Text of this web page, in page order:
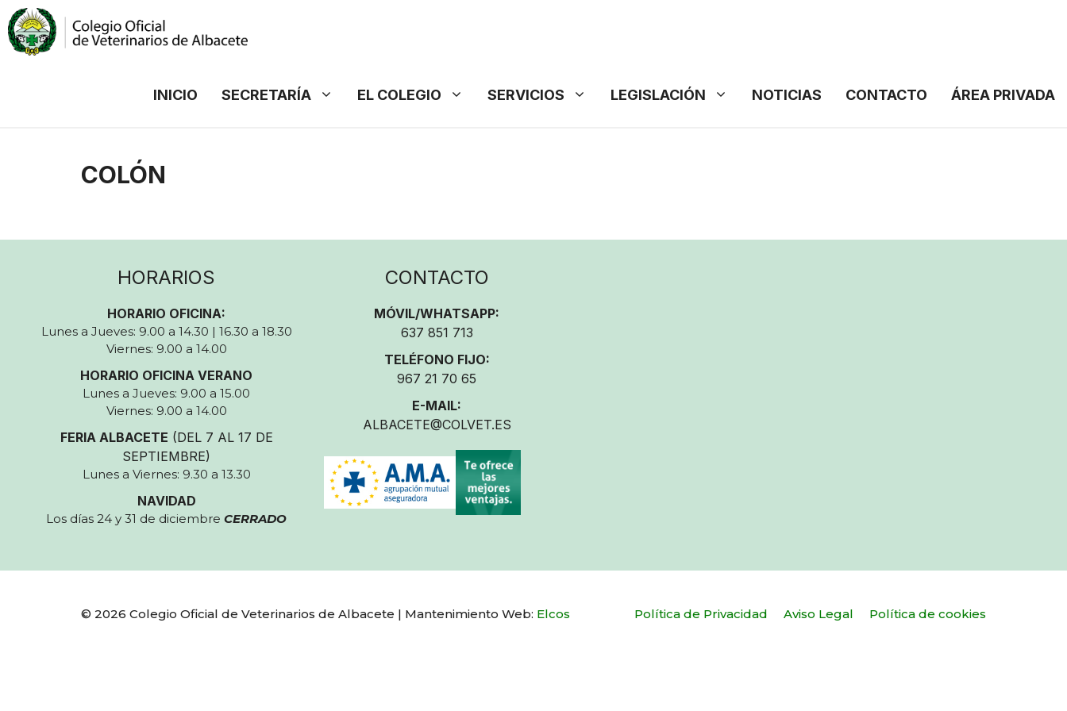
Saltar
al
contenido
INICIO SECRETARÍA EL COLEGIO SERVICIOS LEGISLACIÓN NOTICIAS CONTACTO ÁREA PRIVADA
COLÓN
HORARIOS
HORARIO OFICINA:
Lunes a Jueves: 9.00 a 14.30 | 16.30 a 18.30
Viernes: 9.00 a 14.00
HORARIO OFICINA VERANO
Lunes a Jueves: 9.00 a 15.00
Viernes: 9.00 a 14.00
FERIA ALBACETE (DEL 7 AL 17 DE
SEPTIEMBRE)
Lunes a Viernes: 9.30 a 13.30
NAVIDAD
Los días 24 y 31 de diciembreCERRADO
CONTACTO
MÓVIL/WHATSAPP:
637 851 713
TELÉFONO FIJO:
967 21 70 65
E-MAIL:
ALBACETE@COLVET.ES
Política de Privacidad Aviso Legal Política de cookies
© 2026 Colegio Oficial de Veterinarios de Albacete | Mantenimiento Web: Elcos